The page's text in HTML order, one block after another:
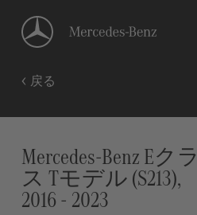
戻る
Mercedes-Benz Eクラ
ス Tモデル (S213),
2016 - 2023